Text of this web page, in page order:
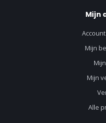
Mijn
Mijn
Mijn
Alle